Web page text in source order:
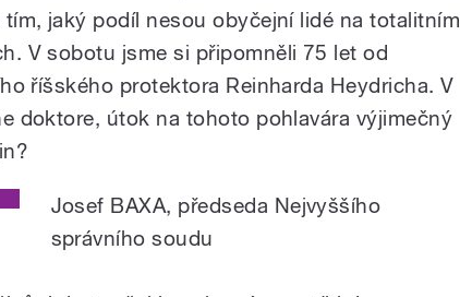
jaký podíl nesou obyčejní lidé na totalitním
V sobotu jsme si připomněli 75 let od
říšského protektora Reinharda Heydricha. V
doktore, útok na tohoto pohlavára výjimečný
Josef BAXA, předseda Nejvyššího
správního soudu